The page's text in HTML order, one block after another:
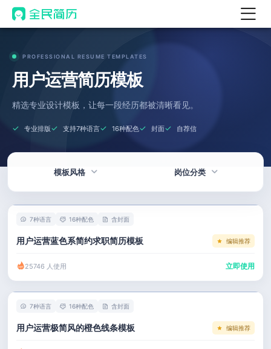
AI 生成简历
AI 优化简历
AI 翻译简历
AI 诊断简历
AI 模拟面试
AI 职场工具 New
简历模板
PROFESSIONAL RESUME TEMPLATES
用户运营简历模板
精选专业设计模板，让每一段经历都被清晰看见。
专业排版 支持7种语言 16种配色 封面 自荐信
模板风格
简洁
应届生
左右分栏
考研复试
岗位分类
产品 / 设计
金融 / 汽车
市场 / 运营
人事 / 行政
7种语言 16种配色 含封面
用户运营蓝色系简约求职简历模板 编辑推荐
25746 人使用 立即使用
7种语言 16种配色 含封面
用户运营极简风的橙色线条模板 编辑推荐